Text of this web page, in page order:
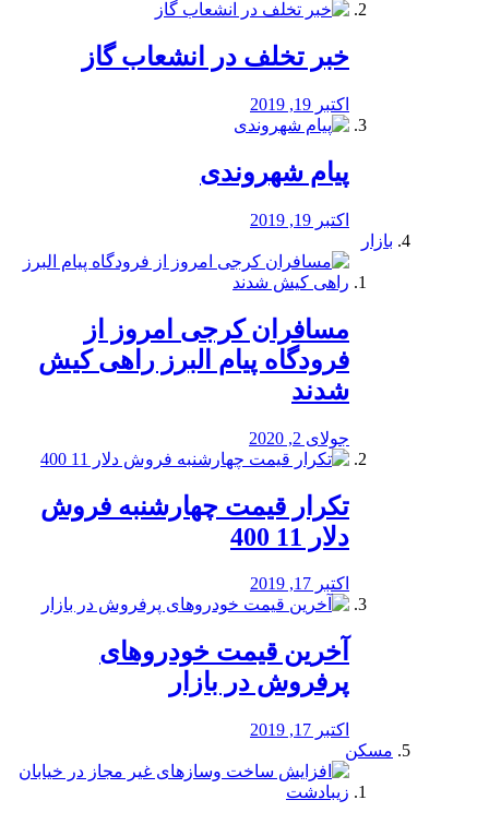
خبر تخلف در انشعاب گاز
اکتبر 19, 2019
پیام شهروندی
اکتبر 19, 2019
بازار
مسافران کرجی امروز از
فرودگاه پیام البرز راهی کیش
شدند
جولای 2, 2020
تکرار قیمت چهارشنبه فروش
دلار 11 400
اکتبر 17, 2019
آخرین قیمت خودرو‌های
پرفروش در بازار
اکتبر 17, 2019
مسکن